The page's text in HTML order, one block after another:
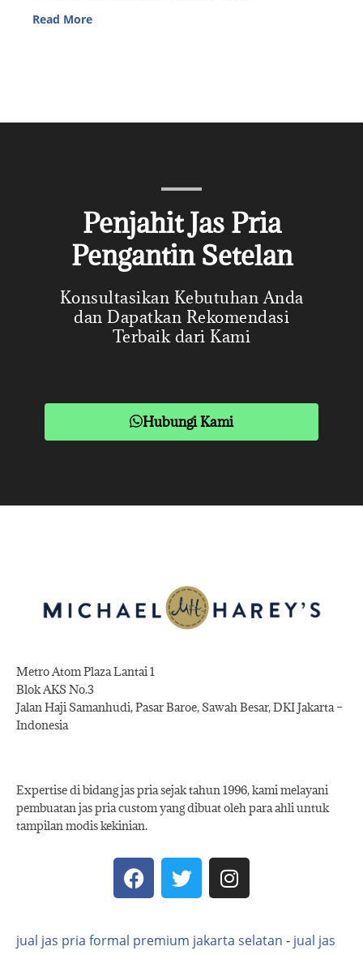
Read More
Penjahit Jas Pria
Pengantin Setelan
Konsultasikan Kebutuhan Anda
dan Dapatkan Rekomendasi
Terbaik dari Kami
Hubungi Kami
Metro Atom Plaza Lantai 1
Blok AKS No.3
Jalan Haji Samanhudi, Pasar Baroe, Sawah Besar, DKI Jakarta –
Indonesia
Expertise di bidang jas pria sejak tahun 1996, kami melayani
pembuatan jas pria custom yang dibuat oleh para ahli untuk
tampilan modis kekinian.
jual jas pria formal premium jakarta selatan - jual jas